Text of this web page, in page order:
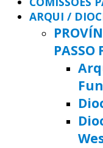
ARQUI /
PASSO